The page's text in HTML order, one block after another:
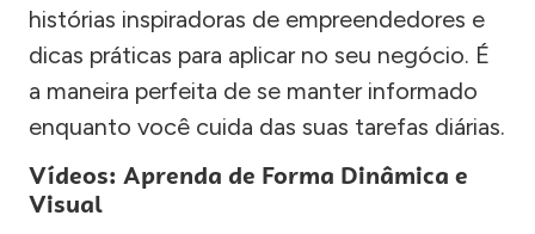
histórias inspiradoras de empreendedores e
dicas práticas para aplicar no seu negócio. É
a maneira perfeita de se manter informado
enquanto você cuida das suas tarefas diárias.
Vídeos: Aprenda de Forma Dinâmica e
Visual